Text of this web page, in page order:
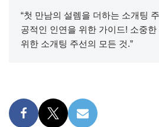
“첫 만남의 설렘을 더하는 소개팅
공적인 인연을 위한 가이드! 소중
위한 소개팅 주선의 모든 것.”